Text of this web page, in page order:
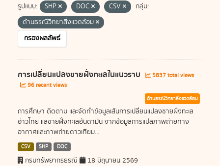
รูปแบบ:
SHP DOC CSV
กลุ่ม:
ด้านธรณีวิทยาสิ่งแวดล้อม
กรองผลลัพธ์
การเปลี่ยนแปลงชายฝั่งทะเลในแนวราบ
5837 total views
96 recent views
ด้านธรณีวิทยาสิ่งแวดล้อม
การศึกษา ติดตาม และจัดทำข้อมูลเส้นการเปลี่ยนแปลงชายฝั่งทะเล
อ่าวไทย แลชายฝั่งทะเลอันดามัน จากข้อมูลการแปลภาพถ่ายทาง
อากาศและภาพถ่ายดาวเทียม...
CSV SHP DOC
กรมทรัพยากรธรณี 18 มิถุนายน 2569